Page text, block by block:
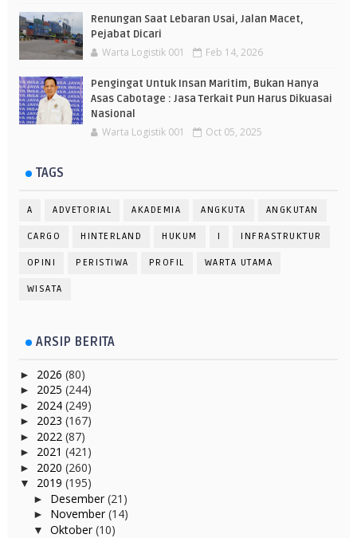
Renungan Saat Lebaran Usai, Jalan Macet,
Pejabat Dicari
Warta Logistik 001 Feb 14, 2026
Pengingat Untuk Insan Maritim, Bukan Hanya
Asas Cabotage : Jasa Terkait Pun Harus Dikuasai
Nasional
Warta Logistik 001 Oct 05, 2025
TAGS
A ADVETORIAL AKADEMIA ANGKUTA ANGKUTAN
CARGO HINTERLAND HUKUM I INFRASTRUKTUR
OPINI PERISTIWA PROFIL WARTA UTAMA
WISATA
ARSIP BERITA
► 2026 (80)
► 2025 (244)
► 2024 (249)
► 2023 (167)
► 2022 (87)
► 2021 (421)
► 2020 (260)
▼ 2019 (195)
► Desember(21)
► November(14)
▼ Oktober(10)